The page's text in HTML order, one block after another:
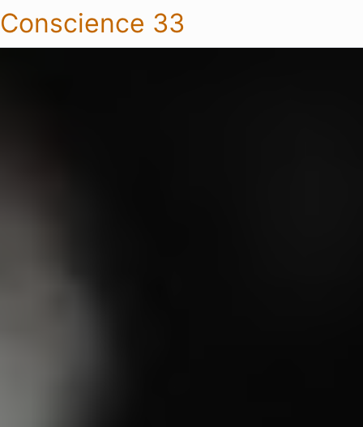
Conscience 33